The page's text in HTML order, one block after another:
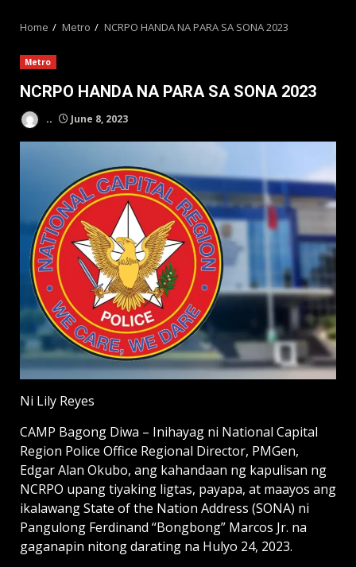
Home Metro NCRPO HANDA NA PARA SA SONA 2023
Metro
NCRPO HANDA NA PARA SA SONA 2023
.. June 8, 2023
Ni Lily Reyes
CAMP Bagong Diwa – Inihayag ni National Capital
Region Police Office Regional Director, PMGen,
Edgar Alan Okubo, ang kahandaan ng kapulisan ng
NCRPO upang tiyaking ligtas, payapa, at maayos ang
ikalawang State of the Nation Address (SONA) ni
Pangulong Ferdinand “Bongbong” Marcos Jr. na
gaganapin nitong darating na Hulyo 24, 2023.